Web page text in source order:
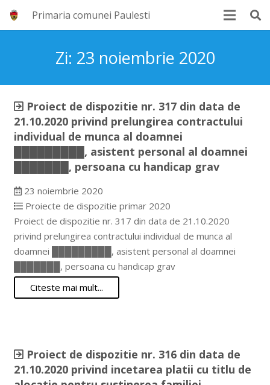
Primaria comunei Paulesti
Zi: 23 noiembrie 2020
Proiect de dispozitie nr. 317 din data de
21.10.2020 privind prelungirea contractului
individual de munca al doamnei
█████████, asistent personal al doamnei
███████, persoana cu handicap grav
23 noiembrie 2020
Proiecte de dispozitie primar 2020
Proiect de dispozitie nr. 317 din data de 21.10.2020
privind prelungirea contractului individual de munca al
doamnei █████████, asistent personal al doamnei
███████, persoana cu handicap grav
Citeste mai mult...
Proiect de dispozitie nr. 316 din data de
21.10.2020 privind incetarea platii cu titlu de